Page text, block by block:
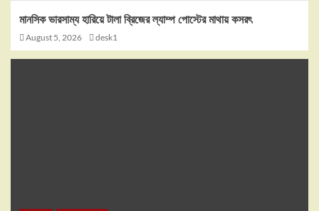
মানসিক ভারসাম্য হারিয়ে টালা ব্রিজের ল্যাম্প পোস্টের মাথায় কসরৎ
August 5, 2026 desk1